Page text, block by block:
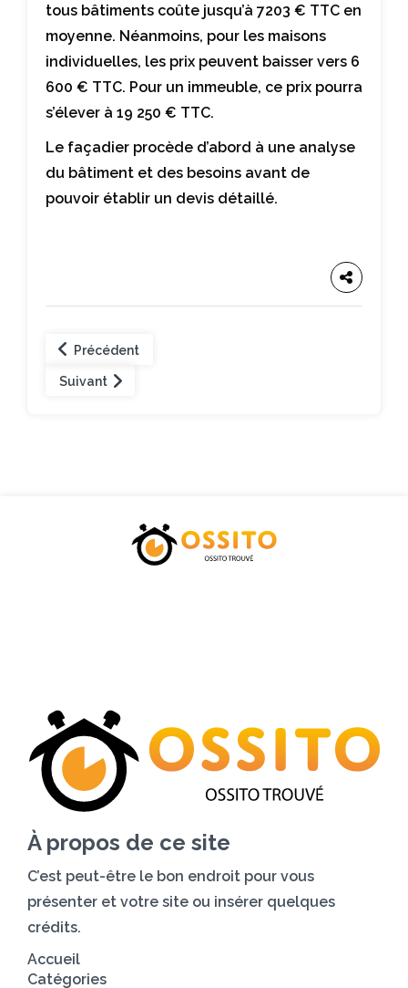
tous bâtiments coûte jusqu’à 7203 € TTC en
moyenne. Néanmoins, pour les maisons
individuelles, les prix peuvent baisser vers 6
600 € TTC. Pour un immeuble, ce prix pourra
s’élever à 19 250 € TTC.
Le façadier procède d’abord à une analyse
du bâtiment et des besoins avant de
pouvoir établir un devis détaillé.
Précédent
Suivant
À propos de ce site
C’est peut-être le bon endroit pour vous
présenter et votre site ou insérer quelques
crédits.
Accueil
Catégories